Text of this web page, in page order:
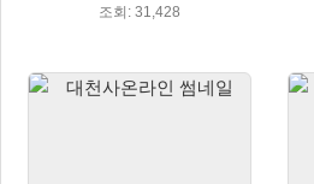
조회: 31,428